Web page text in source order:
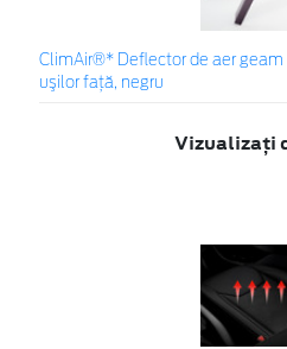
ClimAir®* Deflector de aer
uşilor faţă, negru
Vizualizați